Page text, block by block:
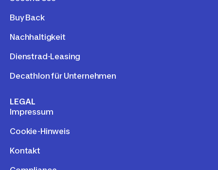
Buy Back
Nachhaltigkeit
Dienstrad-Leasing
Decathlon für Unternehmen
LEGAL
Impressum
Cookie-Hinweis
Kontakt